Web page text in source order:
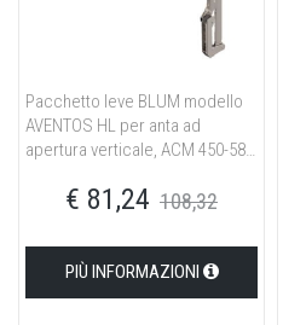
Pacchetto leve BLUM modello
AVENTOS HL per anta ad
apertura verticale, ACM 450-580
€ 81,24 108,32
PIÙ INFORMAZIONI